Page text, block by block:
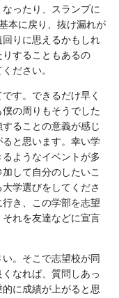
ったり、スランプに
本に戻り、抜け漏れが
りに思えるかもしれ
することもあるの
ださい。
す。できるだけ早く
の周りもそうでした
ることの意義が感じ
と思います。幸い学
ようなイベントが多
して自分のしたいこ
学選びをしてくださ
き、この学部を志望
れを友達などに宣言
。そこで志望校が同
なれば、質問しあっ
に成績が上がると思